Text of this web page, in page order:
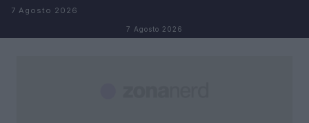
Salta al contenuto
7 Agosto 2026
7 Agosto 2026